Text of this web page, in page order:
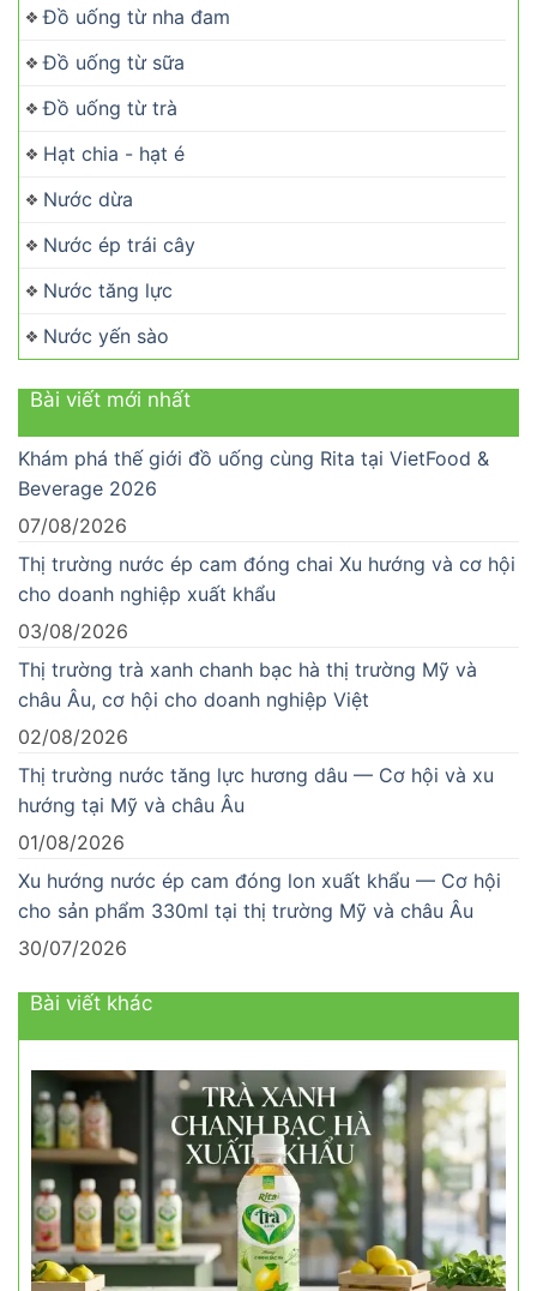
Đồ uống từ nha đam
Đồ uống từ sữa
Đồ uống từ trà
Hạt chia - hạt é
Nước dừa
Nước ép trái cây
Nước tăng lực
Nước yến sào
Bài viết mới nhất
Khám phá thế giới đồ uống cùng Rita tại VietFood &
Beverage 2026
07/08/2026
Thị trường nước ép cam đóng chai Xu hướng và cơ hội
cho doanh nghiệp xuất khẩu
03/08/2026
Thị trường trà xanh chanh bạc hà thị trường Mỹ và
châu Âu, cơ hội cho doanh nghiệp Việt
02/08/2026
Thị trường nước tăng lực hương dâu — Cơ hội và xu
hướng tại Mỹ và châu Âu
01/08/2026
Xu hướng nước ép cam đóng lon xuất khẩu — Cơ hội
cho sản phẩm 330ml tại thị trường Mỹ và châu Âu
30/07/2026
Bài viết khác